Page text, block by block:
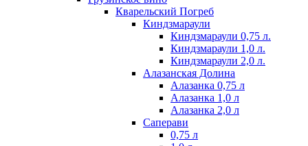
Кварельский Погреб
Киндзмараули
Киндзмараули 0,75 л.
Киндзмараули 1,0 л.
Киндзмараули 2,0 л.
Алазанская Долина
Алазанка 0,75 л
Алазанка 1,0 л
Алазанка 2,0 л
Саперави
0,75 л